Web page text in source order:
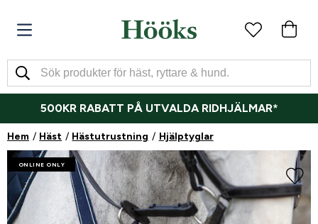
500KR RABATT PÅ UTVALDA RIDHJÄLMAR*
Hem Häst Hästutrustning Hjälptyglar
ONLINE ONLY